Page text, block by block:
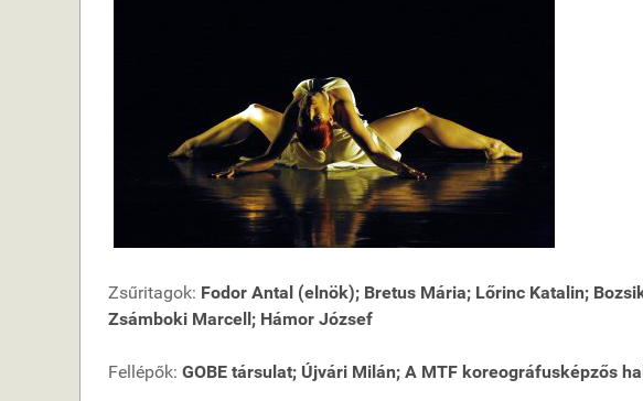
Zsűritagok: Fodor Antal (elnök); Bretus Mária; Lőrinc Katalin;
Zsámboki Marcell; Hámor József
Fellépők: GOBE társulat; Újvári Milán; A MTF koreográfusképzős